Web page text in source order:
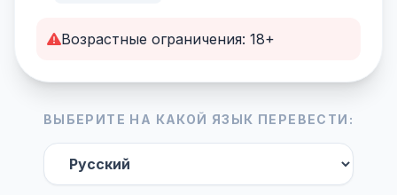
Возрастные ограничения: 18+
ВЫБЕРИТЕ НА КАКОЙ ЯЗЫК ПЕРЕВЕСТИ: